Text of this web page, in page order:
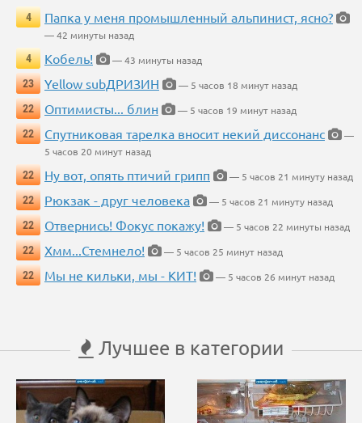
4 Папка у меня промышленный альпинист, ясно?
— 42 минуты назад
4
Кобель!
— 43 минуты назад
23
Yellow subДРИЗИН
— 5 часов 18 минут назад
22
Оптимисты... блин
— 5 часов 19 минут назад
22
Спутниковая тарелка вносит некий диссонанс
—
5 часов 20 минут назад
22
Ну вот, опять птичий грипп
— 5 часов 21 минуту назад
22
Рюкзак - друг человека
— 5 часов 21 минуту назад
22
Отвернись! Фокус покажу!
— 5 часов 22 минуты назад
22
Хмм...Стемнело!
— 5 часов 25 минут назад
22
Мы не кильки, мы - КИТ! — 5 часов 26 минут назад
Лучшее в категории